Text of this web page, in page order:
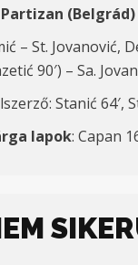
Partizan (Belgrád)
– St. Jovanović,
90′) – Sa.
Stanić 64′,
lapok: Capan